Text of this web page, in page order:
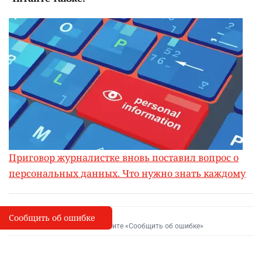
Приговор журналистке вновь поставил вопрос о
персональных данных. Что нужно знать каждому
I
Сообщить об опечатке
Выделите фрагмент и нажмите «Сообщить об ошибке»
Сообщить об ошибке